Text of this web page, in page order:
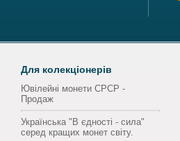
Для колекціонерів
Ювілейні монети СРСР -
Продаж
Українська "В єдності - сила"
серед кращих монет світу.